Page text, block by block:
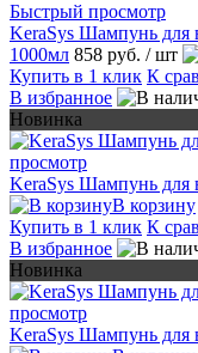
Быстрый просмотр
KeraSys Шампунь для
1000мл 858 руб. / шт
Купить в 1 клик К
В избранное
Новинка
просмотр
KeraSys Шампунь для
В корзину
Купить в 1 клик К
В избранное
Новинка
просмотр
KeraSys Шампунь